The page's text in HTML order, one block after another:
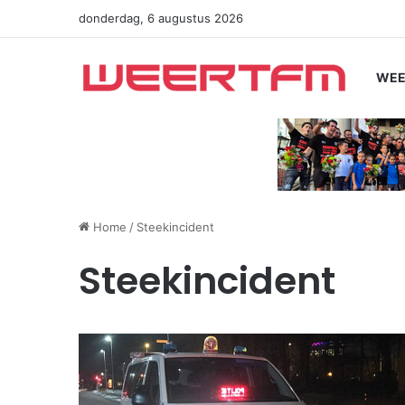
donderdag, 6 augustus 2026
Home / Steekincident
Steekincident